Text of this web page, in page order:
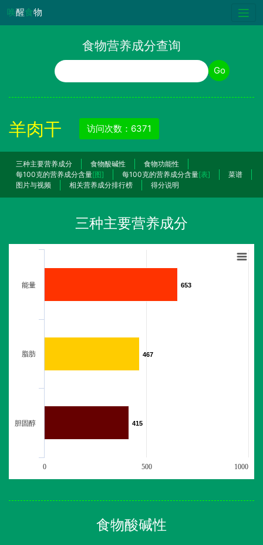
唤醒食物
食物营养成分查询
食物名称 Go
羊肉干 访问次数：6371
三种主要营养成分 食物酸碱性
食物功能性
每100克的营养成分含量[图] 每100克的营养成分含量[表]
菜谱
图片与视频
相关营养成分排行榜 得分说明
三种主要营养成分
653
653
467
467
415
415
能量
脂肪
胆固醇
0 500 1000
食物酸碱性